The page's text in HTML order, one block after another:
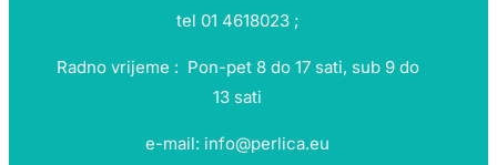
tel 01 4618023 ;
Radno vrijeme : Pon-pet 8 do 17 sati, sub 9 do
13 sati
e-mail: info@perlica.eu